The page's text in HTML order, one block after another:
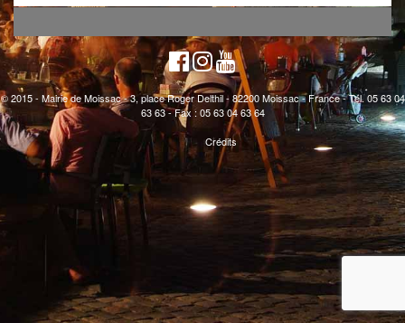
© 2015 - Mairie de Moissac - 3, place Roger Delthil - 82200 Moissac - France - Tél. 05 63 04
63 63 - Fax : 05 63 04 63 64
Crédits